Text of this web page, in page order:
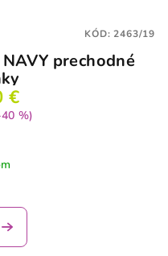
prechodné
€
%)
KÓD:2463/19